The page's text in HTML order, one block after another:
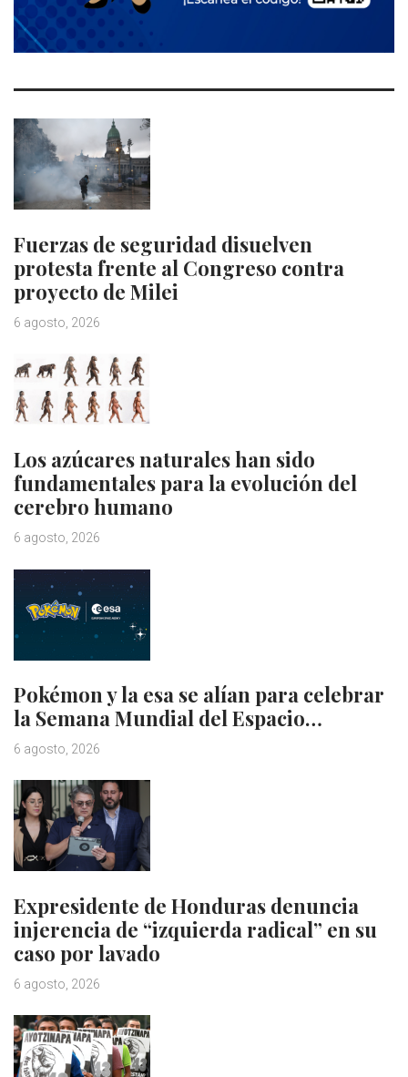
Fuerzas de seguridad disuelven
protesta frente al Congreso contra
proyecto de Milei
6 agosto, 2026
Los azúcares naturales han sido
fundamentales para la evolución del
cerebro humano
6 agosto, 2026
Pokémon y la esa se alían para celebrar
la Semana Mundial del Espacio…
6 agosto, 2026
Expresidente de Honduras denuncia
injerencia de “izquierda radical” en su
caso por lavado
6 agosto, 2026